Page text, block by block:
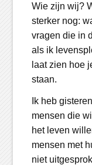
Wie zijn wij?
sterker nog:
vragen die in
als ik
laat zien hoe
staan.
Ik heb
mensen die
het leven
mensen met
niet